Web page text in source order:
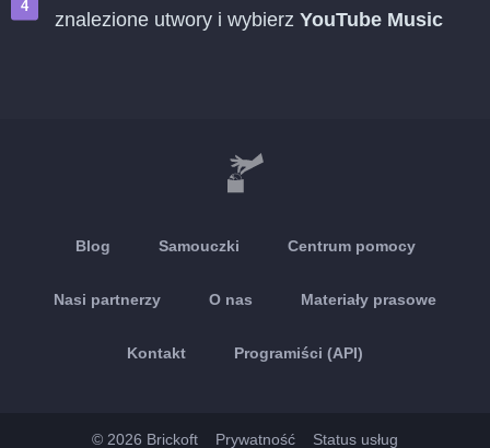
znalezione utwory i wybierz YouTube Music
Blog Samouczki Centrum pomocy
Nasi partnerzy O nas Materiały prasowe
Kontakt Programiści (API)
© 2026 Brickoft Prywatność Status usług